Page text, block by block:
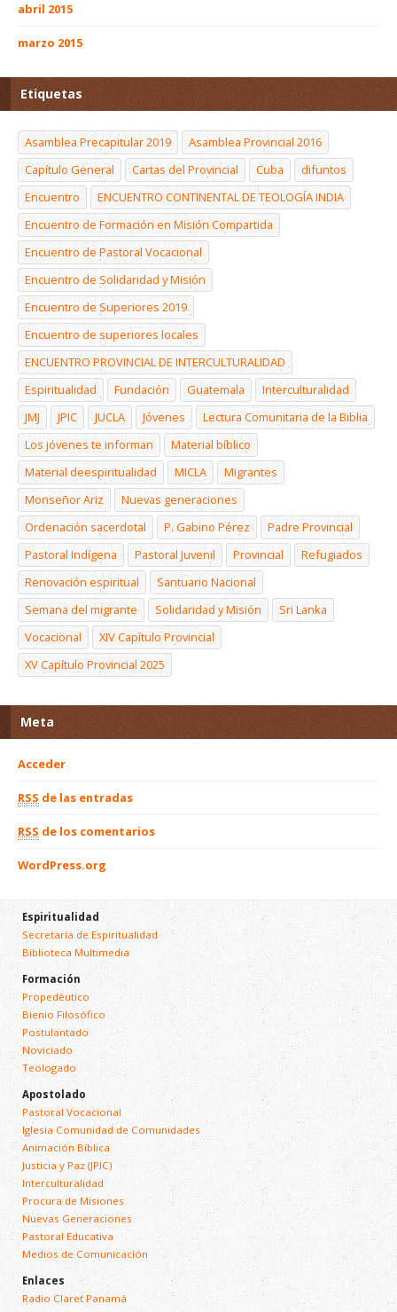
abril 2015
marzo 2015
Etiquetas
Asamblea Precapitular 2019
Asamblea Provincial 2016
Capítulo General
Cartas del Provincial Cuba
difuntos
Encuentro
ENCUENTRO CONTINENTAL DE TEOLOGÍA INDIA
Encuentro de Formación en Misión Compartida
Encuentro de Pastoral Vocacional
Encuentro de Solidaridad y Misión
Encuentro de Superiores 2019
Encuentro de superiores locales
ENCUENTRO PROVINCIAL DE INTERCULTURALIDAD
Espiritualidad
Fundación Guatemala
Interculturalidad
JMJ
JPIC JUCLA Jóvenes
Lectura Comunitaria de la Biblia
Los jóvenes te informan
Material bíblico
Material deespiritualidad
MICLA
Migrantes
Monseñor Ariz
Nuevas generaciones
Ordenación sacerdotal
P. Gabino Pérez
Padre Provincial
Pastoral Indígena
Pastoral Juvenil Provincial
Refugiados
Renovación espiritual
Santuario Nacional
Semana del migrante
Solidaridad y Misión
Sri Lanka
Vocacional
XIV Capítulo Provincial
XV Capítulo Provincial 2025
Meta
Acceder
RSS de las entradas
RSS de los comentarios
WordPress.org
Espiritualidad
Secretaría de Espiritualidad
Biblioteca Multimedia
Formación
Propedéutico
Bienio Filosófico
Postulantado
Noviciado
Teologado
Apostolado
Pastoral Vocacional
Iglesia Comunidad de Comunidades
Animación Bíblica
Justicia y Paz (JPIC)
Interculturalidad
Procura de Misiones
Nuevas Generaciones
Pastoral Educativa
Medios de Comunicación
Enlaces
Radio Claret Panamá